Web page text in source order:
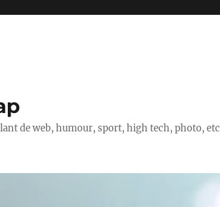
de web, humour, sport, high tech, photo, etc